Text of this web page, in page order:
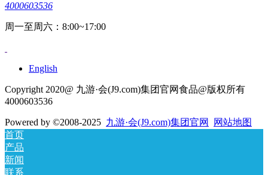
4000603536
周一至周六：8:00~17:00
English
Copyright 2020@ 九游·会(J9.com)集团官网食品@版权所有
4000603536
Powered by ©2008-2025 九游·会(J9.com)集团官网
网站地图
首页
产品
新闻
联系